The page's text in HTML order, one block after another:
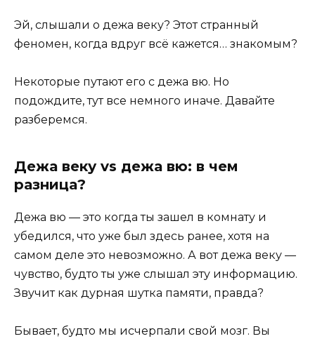
Эй, слышали о дежа веку? Этот странный
феномен, когда вдруг всё кажется… знакомым?
Некоторые путают его с дежа вю. Но
подождите, тут все немного иначе. Давайте
разберемся.
Дежа веку vs дежа вю: в чем
разница?
Дежа вю — это когда ты зашел в комнату и
убедился, что уже был здесь ранее, хотя на
самом деле это невозможно. А вот дежа веку —
чувство, будто ты уже слышал эту информацию.
Звучит как дурная шутка памяти, правда?
Бывает, будто мы исчерпали свой мозг. Вы